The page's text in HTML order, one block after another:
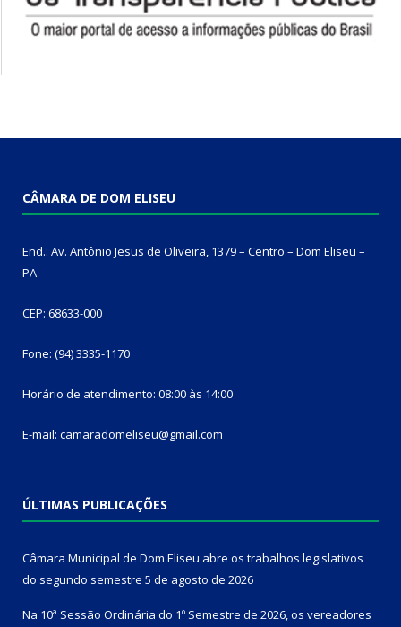
CÂMARA DE DOM ELISEU
End.: Av. Antônio Jesus de Oliveira, 1379 – Centro – Dom Eliseu –
PA
CEP: 68633-000
Fone: (94) 3335-1170
Horário de atendimento: 08:00 às 14:00
E-mail: camaradomeliseu@gmail.com
ÚLTIMAS PUBLICAÇÕES
Câmara Municipal de Dom Eliseu abre os trabalhos legislativos
do segundo semestre 5 de agosto de 2026
Na 10ª Sessão Ordinária do 1º Semestre de 2026, os vereadores